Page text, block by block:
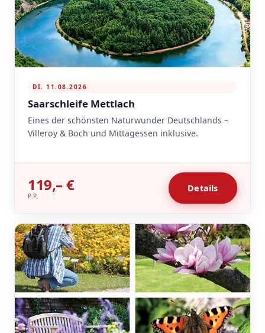
DI. 11.08.2026
Saarschleife Mettlach
Eines der schönsten Naturwunder Deutschlands –
Villeroy & Boch und Mittagessen inklusive.
119,– €
P.P.
Details